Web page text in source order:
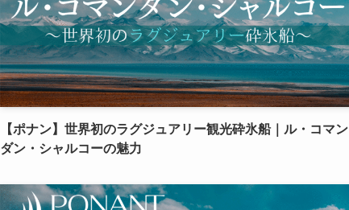
【ポナン】世界初のラグジュアリー観光砕氷船｜ル・コマン
ダン・シャルコーの魅力